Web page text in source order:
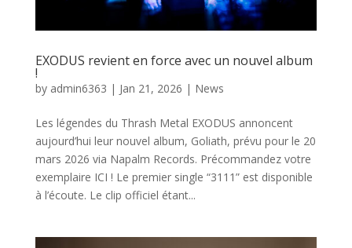
EXODUS revient en force avec un nouvel album
!
by admin6363 | Jan 21, 2026 | News
Les légendes du Thrash Metal EXODUS annoncent
aujourd’hui leur nouvel album, Goliath, prévu pour le 20
mars 2026 via Napalm Records. Précommandez votre
exemplaire ICI ! Le premier single “3111” est disponible
à l’écoute. Le clip officiel étant...